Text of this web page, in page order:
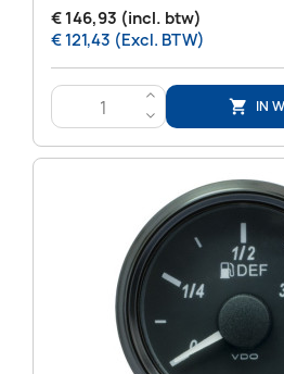
€ 146,93 (incl. btw)
€ 121,43 (Excl. BTW)
>
<
 IN